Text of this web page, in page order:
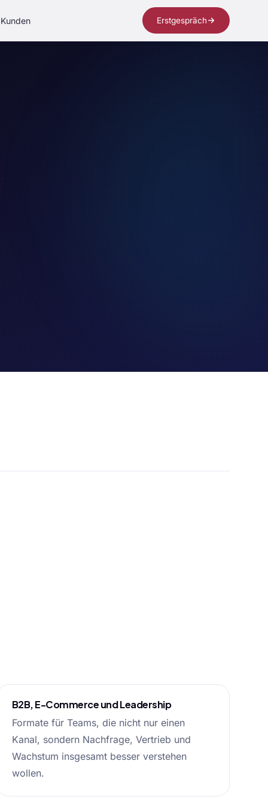
Kunden Erstgespräch
B2B, E-Commerce und Leadership
Formate für Teams, die nicht nur einen
Kanal, sondern Nachfrage, Vertrieb und
Wachstum insgesamt besser verstehen
wollen.